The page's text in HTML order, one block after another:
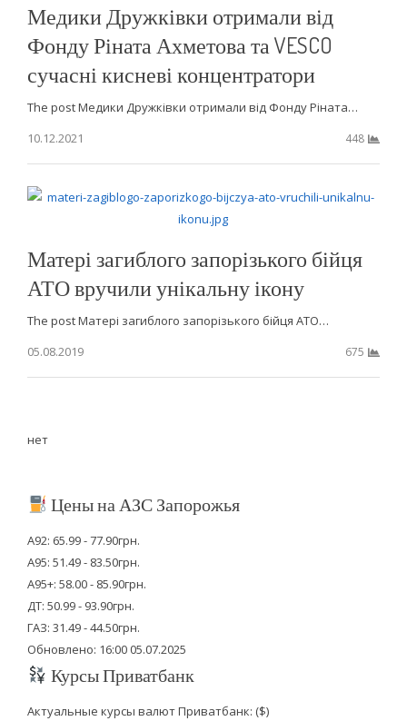
Медики Дружківки отримали від
Фонду Ріната Ахметова та VESCO
сучасні кисневі концентратори
The post Медики Дружківки отримали від Фонду Ріната…
10.12.2021
448
Матері загиблого запорізького бійця
АТО вручили унікальну ікону
The post Матері загиблого запорізького бійця АТО…
05.08.2019
675
нет
Цены на АЗС Запорожья
А92: 65.99 - 77.90грн.
А95: 51.49 - 83.50грн.
А95+: 58.00 - 85.90грн.
ДТ: 50.99 - 93.90грн.
ГАЗ: 31.49 - 44.50грн.
Обновлено: 16:00 05.07.2025
Курсы Приватбанк
Актуальные курсы валют Приватбанк: ($)